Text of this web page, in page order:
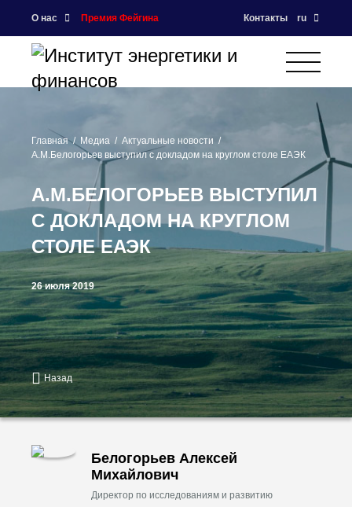
О нас Премия Фейгина Контакты ru
Главная Медиа
Актуальные новости
А.М.Белогорьев выступил с докладом на круглом столе ЕАЭК
А.М.БЕЛОГОРЬЕВ ВЫСТУПИЛ
С ДОКЛАДОМ НА КРУГЛОМ
СТОЛЕ ЕАЭК
26 июля 2019
Назад
Белогорьев Алексей
Михайлович
Директор по исследованиям и развитию